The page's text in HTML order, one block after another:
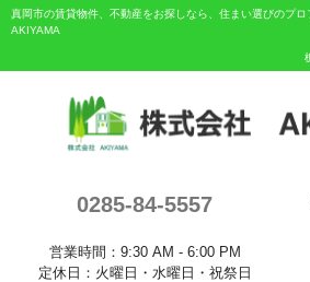
真岡市の賃貸物件、不動産をお探しなら、住まい選びのプ
AKIYAMA
0285-84-5557
営業時間：9:30 AM - 6:00 PM
定休日：火曜日・水曜日・祝祭日